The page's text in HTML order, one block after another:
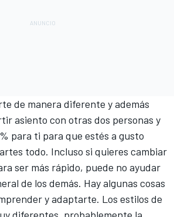
de manera diferente y además
asiento con otras dos personas y
para ti para que estés a gusto
todo. Incluso si quieres cambiar
ser más rápido, puede no ayudar
de los demás. Hay algunas cosas
y adaptarte. Los estilos de